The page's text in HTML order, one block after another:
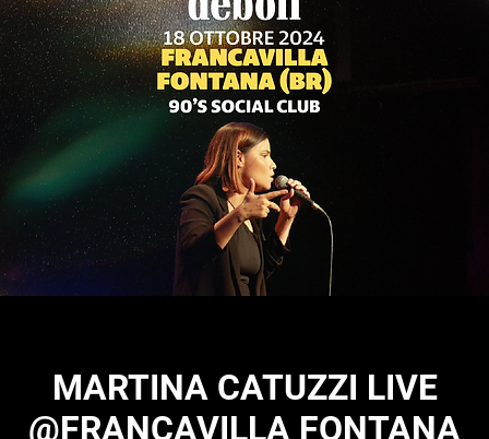
MARTINA CATUZZI LIVE
@FRANCAVILLA FONTANA